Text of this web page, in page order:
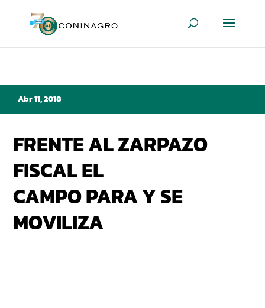
Abr 11, 2018
FRENTE AL ZARPAZO
FISCAL EL
CAMPO PARA Y SE
MOVILIZA